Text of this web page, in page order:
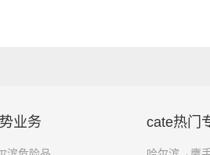
业务 cate热门